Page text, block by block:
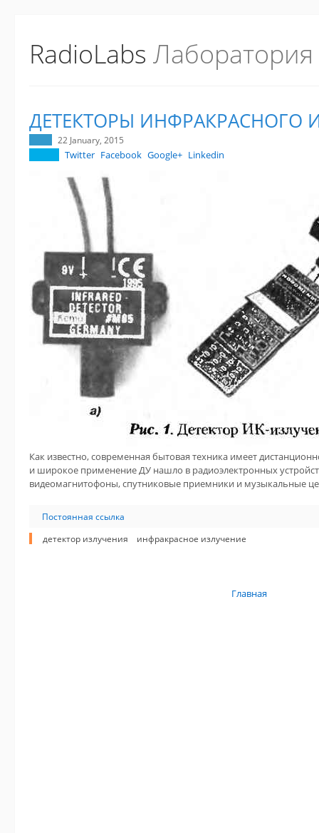
RadioLabs
ДЕТЕКТОРЫ ИНФРАКРАСНОГО
22 January, 2015
Twitter Facebook Google+ Linkedin
Как известно, современная бытовая техника имеет
и широкое применение ДУ нашло в радиоэлектронных
видеомагнитофоны, спутниковые приемники и музыкальные
Постоянная ссылка
детектор излучения
инфракрасное излучение
Главная